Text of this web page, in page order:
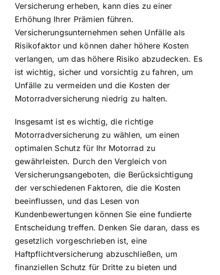
Versicherung erheben, kann dies zu einer
Erhöhung Ihrer Prämien führen.
Versicherungsunternehmen sehen Unfälle als
Risikofaktor und können daher höhere Kosten
verlangen, um das höhere Risiko abzudecken. Es
ist wichtig, sicher und vorsichtig zu fahren, um
Unfälle zu vermeiden und die Kosten der
Motorradversicherung niedrig zu halten.
Insgesamt ist es wichtig, die richtige
Motorradversicherung zu wählen, um einen
optimalen Schutz für Ihr Motorrad zu
gewährleisten. Durch den Vergleich von
Versicherungsangeboten, die Berücksichtigung
der verschiedenen Faktoren, die die Kosten
beeinflussen, und das Lesen von
Kundenbewertungen können Sie eine fundierte
Entscheidung treffen. Denken Sie daran, dass es
gesetzlich vorgeschrieben ist, eine
Haftpflichtversicherung abzuschließen, um
finanziellen Schutz für Dritte zu bieten und